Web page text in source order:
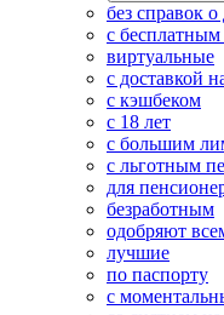
без справок о
с
виртуальные
с доставкой
с кэшбеком
с 18 лет
с большим
с льготным
для
безработным
одобряют
лучшие
по паспорту
с